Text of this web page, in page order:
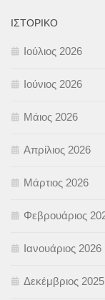
ΙΣΤΟΡΙΚΌ
Ιούλιος 2026
Ιούνιος 2026
Μάιος 2026
Απρίλιος 2026
Μάρτιος 2026
Φεβρουάριος
Ιανουάριος 2026
Δεκέμβριος 2025